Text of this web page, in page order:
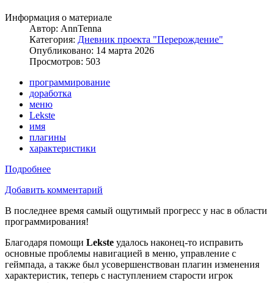
Информация о материале
Автор: AnnTenna
Категория: Дневник проекта "Перерождение"
Опубликовано: 14 марта 2026
Просмотров: 503
программирование
доработка
меню
Lekste
имя
плагины
характеристики
Подробнее
Добавить комментарий
В последнее время самый ощутимый прогресс у нас в области
программирования!
Благодаря помощи Lekste удалось наконец-то исправить
основные проблемы навигацией в меню, управление с
геймпада, а также был усовершенствован плагин изменения
характеристик, теперь с наступлением старости игрок